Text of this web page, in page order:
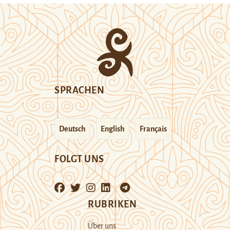
SPRACHEN
Deutsch English Français
FOLGT UNS
RUBRIKEN
Über uns